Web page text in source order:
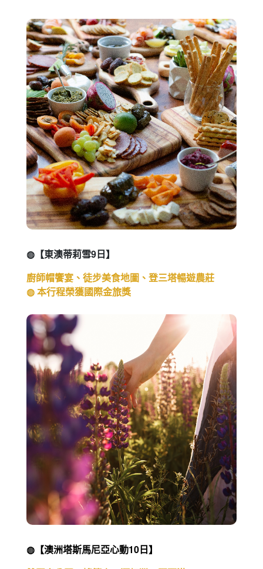
◍【金旅升級探訪美西國家公園精華路11天】
特別安排入住大峽谷國家公園南口,欣賞美景不急
促, 黃昏,日出盡收眼簾
◍ 本行程榮獲國際金旅獎
◍【東澳蒂莉雪9日】
廚師帽饗宴、徒步美食地圖、登三塔暢遊農莊
◍ 本行程榮獲國際金旅獎